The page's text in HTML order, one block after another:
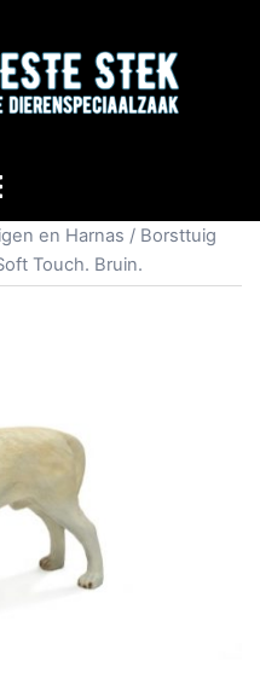
en Harnas / Borsttuig
Touch. Bruin.